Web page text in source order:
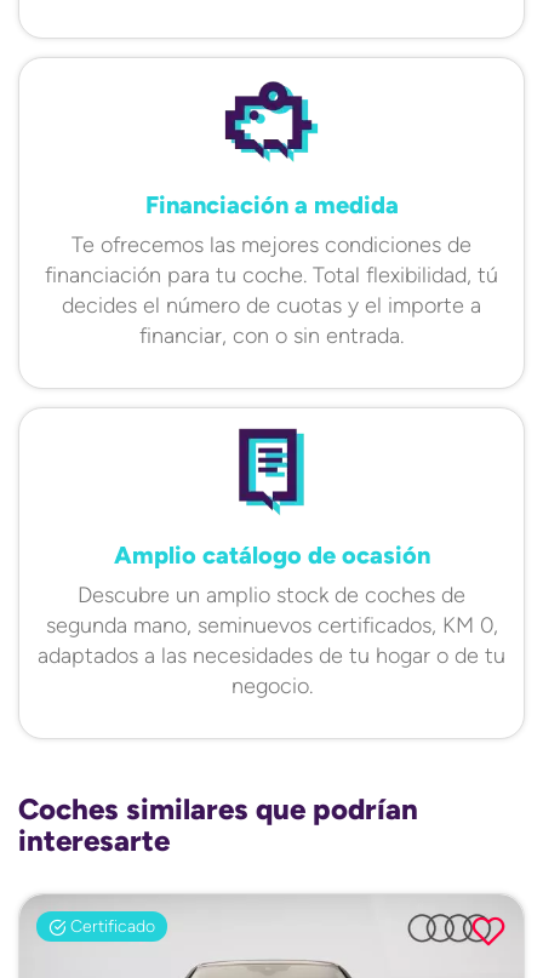
Financiación a medida
Te ofrecemos las mejores condiciones de
financiación para tu coche. Total flexibilidad, tú
decides el número de cuotas y el importe a
financiar, con o sin entrada.
Amplio catálogo de ocasión
Descubre un amplio stock de coches de
segunda mano, seminuevos certificados, KM 0,
adaptados a las necesidades de tu hogar o de tu
negocio.
Coches similares que podrían
interesarte
Certificado